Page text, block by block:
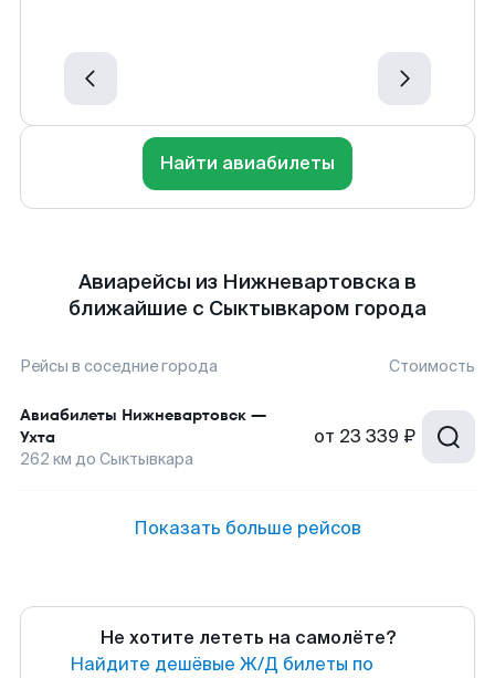
Найти авиабилеты
Авиарейсы из Нижневартовска в
ближайшие с Сыктывкаром города
Рейсы в соседние города Стоимость
Авиабилеты Нижневартовск —
Ухта
262 км до Сыктывкара
от 23 339 ₽
Показать больше рейсов
Не хотите лететь на самолёте?
Найдите дешёвые Ж/Д билеты по